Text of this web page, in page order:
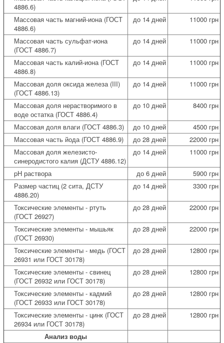
4886.6)
Массовая часть магний-иона (ГОСТ
4886.6)
до 14 дней 11000 грн
Массовая часть сульфат-иона
(ГОСТ 4886.7)
до 14 дней 11000 грн
Массовая часть калий-иона (ГОСТ
4886.8)
до 14 дней 11000 грн
Массовая доля оксида железа (III)
(ГОСТ 4886.13)
до 14 дней 11000 грн
Массовая доля нерастворимого в
воде остатка (ГОСТ 4886.4)
до 10 дней 8400 грн
Массовая доля влаги (ГОСТ 4886.3) до 10 дней
4500 грн
Массовая часть йода (ГОСТ 4886.9)
до 28 дней
22000 грн
Массовая доля железисто-
синеродистого калия (ДСТУ 4886.12)
до 14 дней 11000 грн
pH раствора до 6 дней
5900 грн
Размер частиц (2 сита, ДСТУ
4886.20)
до 14 дней 3300 грн
Токсические элементы - ртуть
(ГОСТ 26927)
до 28 дней 22000 грн
Токсические элементы - мышьяк
(ГОСТ 26930)
до 28 дней 22000 грн
Токсические элементы - медь (ГОСТ
26931 или ГОСТ 30178)
до 28 дней 12800 грн
Токсические элементы - свинец
(ГОСТ 26932 или ГОСТ 30178)
до 28 дней 12800 грн
Токсические элементы - кадмий
(ГОСТ 26933 или ГОСТ 30178)
до 28 дней 12800 грн
Токсические элементы - цинк (ГОСТ
26934 или ГОСТ 30178)
до 28 дней 12800 грн
Анализ воды